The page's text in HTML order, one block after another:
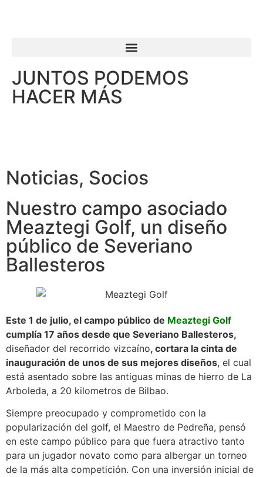
JUNTOS PODEMOS
HACER MÁS
Noticias, Socios
Nuestro campo asociado
Meaztegi Golf, un diseño
público de Severiano
Ballesteros
Este 1 de julio, el campo público de Meaztegi Golf
cumplía 17 años desde que Severiano Ballesteros,
diseñador del recorrido vizcaíno, cortara la cinta de
inauguración de unos de sus mejores diseños, el cual
está asentado sobre las antiguas minas de hierro de La
Arboleda, a 20 kilometros de Bilbao.
Siempre preocupado y comprometido con la
popularización del golf, el Maestro de Pedreña, pensó
en este campo público para que fuera atractivo tanto
para un jugador novato como para albergar un torneo
de la más alta competición. Con una inversión inicial de